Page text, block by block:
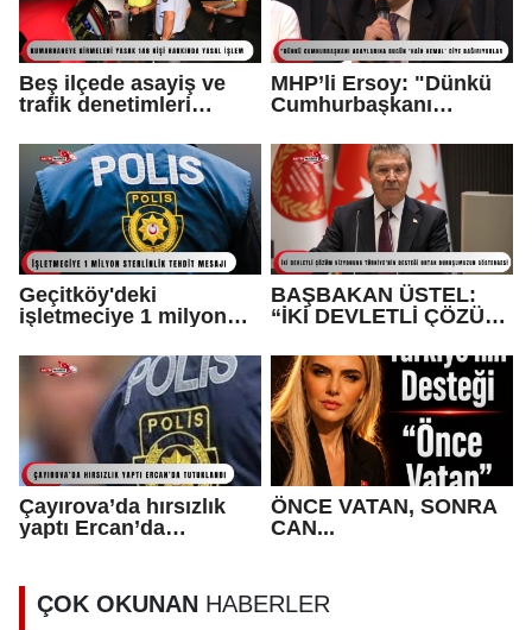
Beş ilçede asayiş ve
trafik denetimleri
MHP’li Ersoy: "Dünkü
Cumhurbaşkanı
Kemal’ diye
bağırıyorlar"
Geçitköy'deki
işletmeciye 1 milyon
1 tutuklu var
BAŞBAKAN ÜSTEL:
“İKİ DEVLETLİ ÇÖZÜM
TÜRKİYE’NİN DESTEĞİ
ORTAK
DURUŞUMUZUN
GÖSTERGESİ”
Çayırova’da hırsızlık
yaptı Ercan’da
ÖNCE VATAN, SONRA
CAN...
ÇOK OKUNAN HABERLER